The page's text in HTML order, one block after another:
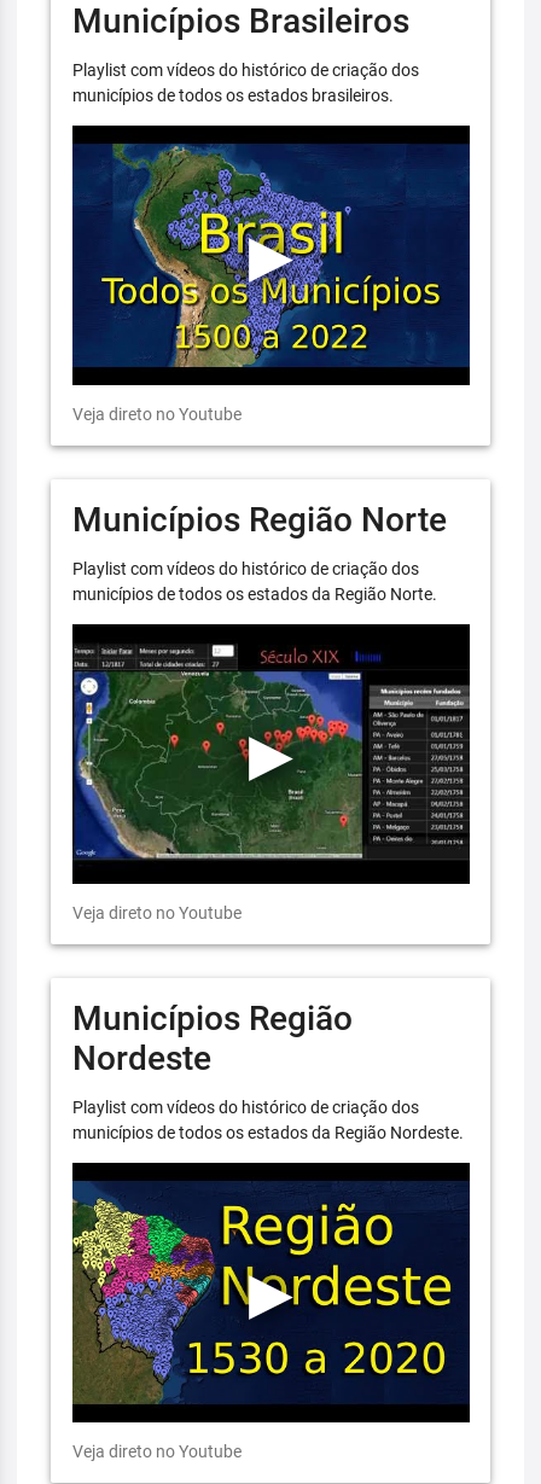
Municípios Brasileiros
Playlist com vídeos do histórico de criação dos
municípios de todos os estados brasileiros.
Veja direto no Youtube
Municípios Região Norte
Playlist com vídeos do histórico de criação dos
municípios de todos os estados da Região Norte.
Veja direto no Youtube
Municípios Região
Nordeste
Playlist com vídeos do histórico de criação dos
municípios de todos os estados da Região Nordeste.
Veja direto no Youtube